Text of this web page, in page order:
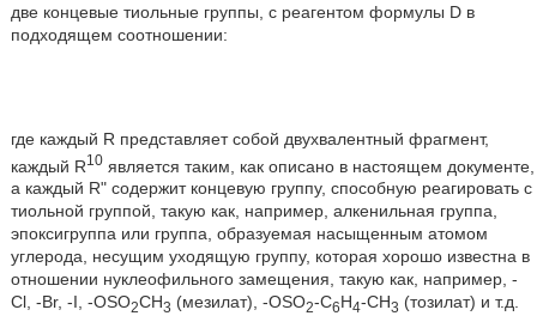
две концевые тиольные группы, с реагентом формулы D в
подходящем соотношении:
где каждый R представляет собой двухвалентный фрагмент,
каждый R10является таким, как описано в настоящем документе,
а каждый Rʺ содержит концевую группу, способную реагировать с
тиольной группой, такую как, например, алкенильная группа,
эпоксигруппа или группа, образуемая насыщенным атомом
углерода, несущим уходящую группу, которая хорошо известна в
отношении нуклеофильного замещения, такую как, например, -
Cl, -Br, -I, -OSO2CH3 (мезилат), -OSO2-C6H4-CH3 (тозилат) и т.д.